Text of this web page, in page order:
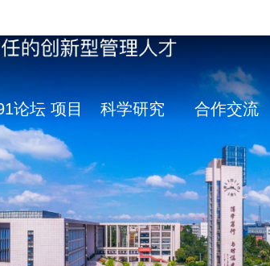
论坛 项目 科学研究 合作交流